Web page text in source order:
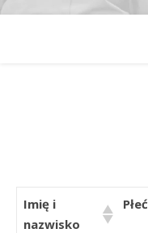
Imię i
nazwisko
Płeć